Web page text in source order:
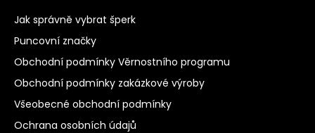
Jak správně vybrat šperk
Puncovní značky
Obchodní podmínky Věrnostního programu
Obchodní podmínky zakázkové výroby
Všeobecné obchodní podmínky
Ochrana osobních údajů